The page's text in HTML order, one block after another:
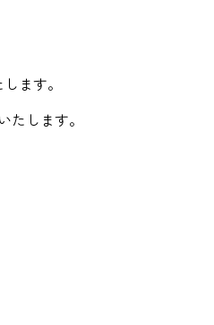
ます。
します。